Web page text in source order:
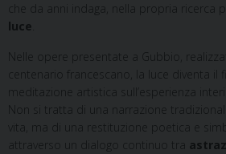
che da anni indaga, nella propria ricerca
luce
Nelle opere presentate a Gubbio,
centenario francescano, la luce diventa
meditazione artistica sull’esperienza
Non si tratta di una narrazione
vita, ma di una restituzione poetica e
attraverso un dialogo continuo tra